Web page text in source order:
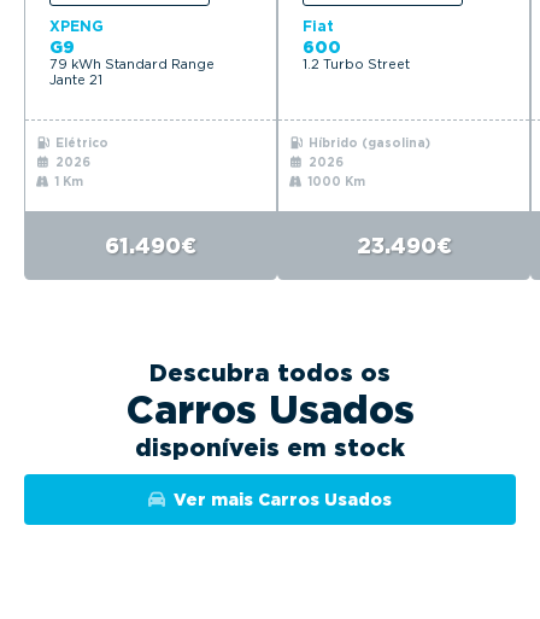
XPENG
G9
79 kWh Standard Range
Jante 21
Elétrico
2026
1 Km
61.490€
Fiat
600
1.2 Turbo Street
Híbrido (gasolina)
2026
1000 Km
23.490€
Descubra todos os
Carros Usados
disponíveis em stock
Ver mais Carros Usados